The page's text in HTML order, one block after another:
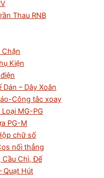
Thau RNB
Chặn
Kiện
– Dây Xoắn
Công tắc xoay
MG-PG
PG-M
chữ số
nối thẳng
Cầu Chì, Đế
Quạt Hút